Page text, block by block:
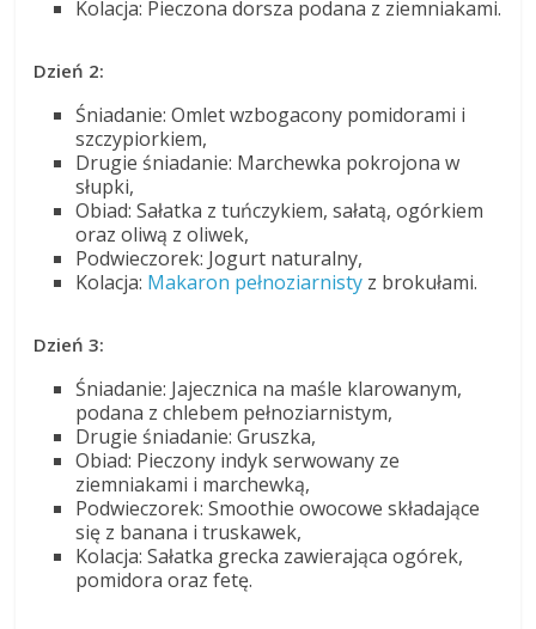
Kolacja: Pieczona dorsza podana z ziemniakami.
Dzień 2:
Śniadanie: Omlet wzbogacony pomidorami i
szczypiorkiem,
Drugie śniadanie: Marchewka pokrojona w
słupki,
Obiad: Sałatka z tuńczykiem, sałatą, ogórkiem
oraz oliwą z oliwek,
Podwieczorek: Jogurt naturalny,
Kolacja: Makaron pełnoziarnisty z brokułami.
Dzień 3:
Śniadanie: Jajecznica na maśle klarowanym,
podana z chlebem pełnoziarnistym,
Drugie śniadanie: Gruszka,
Obiad: Pieczony indyk serwowany ze
ziemniakami i marchewką,
Podwieczorek: Smoothie owocowe składające
się z banana i truskawek,
Kolacja: Sałatka grecka zawierająca ogórek,
pomidora oraz fetę.